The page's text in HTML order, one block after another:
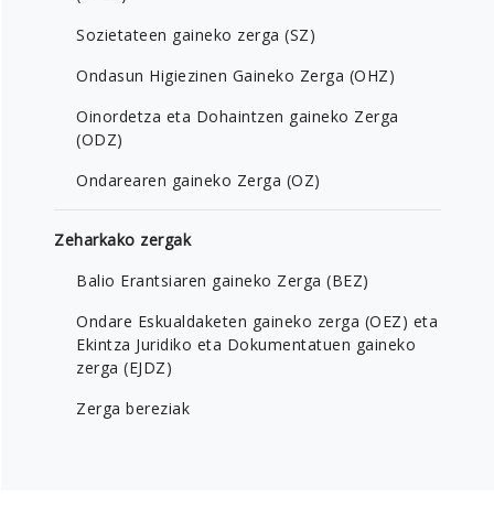
Sozietateen gaineko zerga (SZ)
Ondasun Higiezinen Gaineko Zerga (OHZ)
Oinordetza eta Dohaintzen gaineko Zerga
(ODZ)
Ondarearen gaineko Zerga (OZ)
Zeharkako zergak
Balio Erantsiaren gaineko Zerga (BEZ)
Ondare Eskualdaketen gaineko zerga (OEZ) eta
Ekintza Juridiko eta Dokumentatuen gaineko
zerga (EJDZ)
Zerga bereziak